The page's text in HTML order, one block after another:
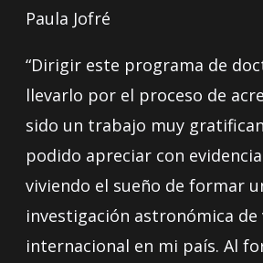
Paula Jofré
“Dirigir este programa de
llevarlo por el proceso de
sido un trabajo muy
podido apreciar con
viviendo el sueño de formar
investigación astronómica de
internacional en mi país. Al